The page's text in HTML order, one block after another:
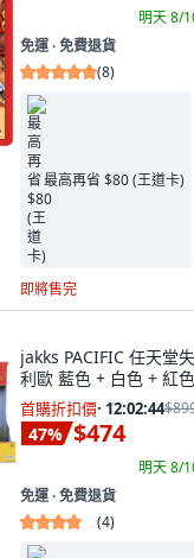
明天 8/
免運 ∙ 免費退貨
(8)
最高再省 $80 (王道卡)
即將售完
jakks PACIFIC 任天堂
利歐 藍色 + 白色 + 紅
首購折扣價· 12:02:43
47% $474
明天 8/
免運 ∙ 免費退貨
(4)